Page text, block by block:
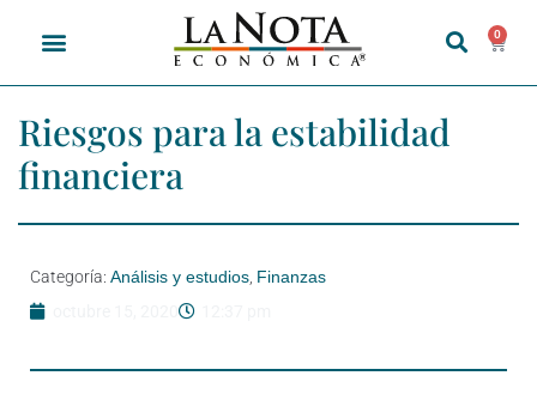
0
Riesgos para la estabilidad
financiera
Categoría: Análisis y estudios Finanzas